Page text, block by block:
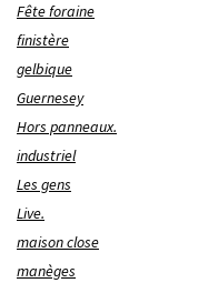
Fête foraine
finistère
gelbique
Guernesey
Hors panneaux.
industriel
Les gens
Live.
maison close
manèges